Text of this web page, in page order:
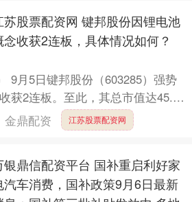
苏股票配资网 键邦股份因锂电池
念收获2连板，具体情况如何？
9月5日键邦股份（603285）强势
获2连板。至此，其总市值达45.74
该股涨停的原因是产品....
金鼎配资 江苏股票配资网
银鼎信配资平台 国补重启利好家
汽车消费，国补政策9月6日最新